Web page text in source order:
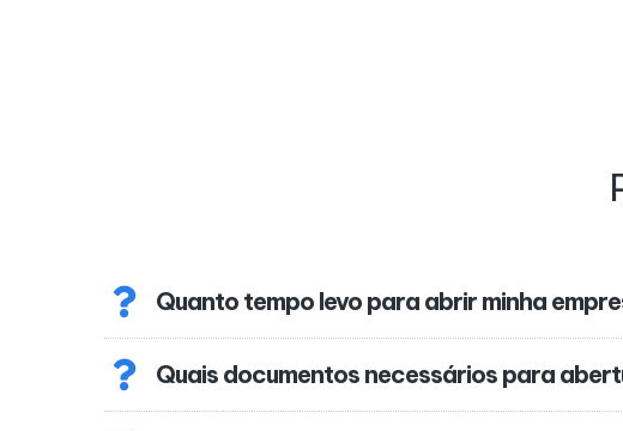
Quanto tempo levo para abrir minha
Quais documentos necessários para